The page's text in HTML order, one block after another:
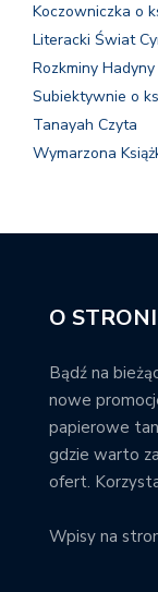
Koczowniczka o
Literacki Świat
Rozkminy Hadyny
Subiektywnie o
Tanayah Czyta
Wymarzona
O
Bądź na
nowe
papierowe
gdzie warto
ofert.
Wpisy na